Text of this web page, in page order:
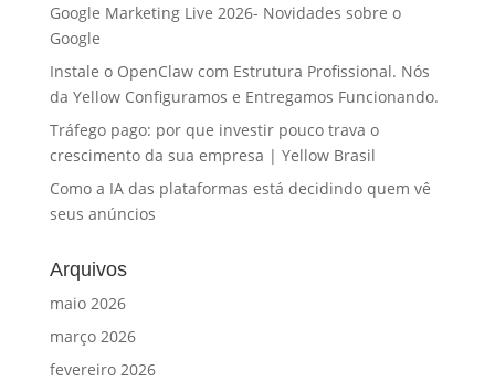
Google Marketing Live 2026- Novidades sobre o
Google
Instale o OpenClaw com Estrutura Profissional. Nós
da Yellow Configuramos e Entregamos Funcionando.
Tráfego pago: por que investir pouco trava o
crescimento da sua empresa | Yellow Brasil
Como a IA das plataformas está decidindo quem vê
seus anúncios
Arquivos
maio 2026
março 2026
fevereiro 2026